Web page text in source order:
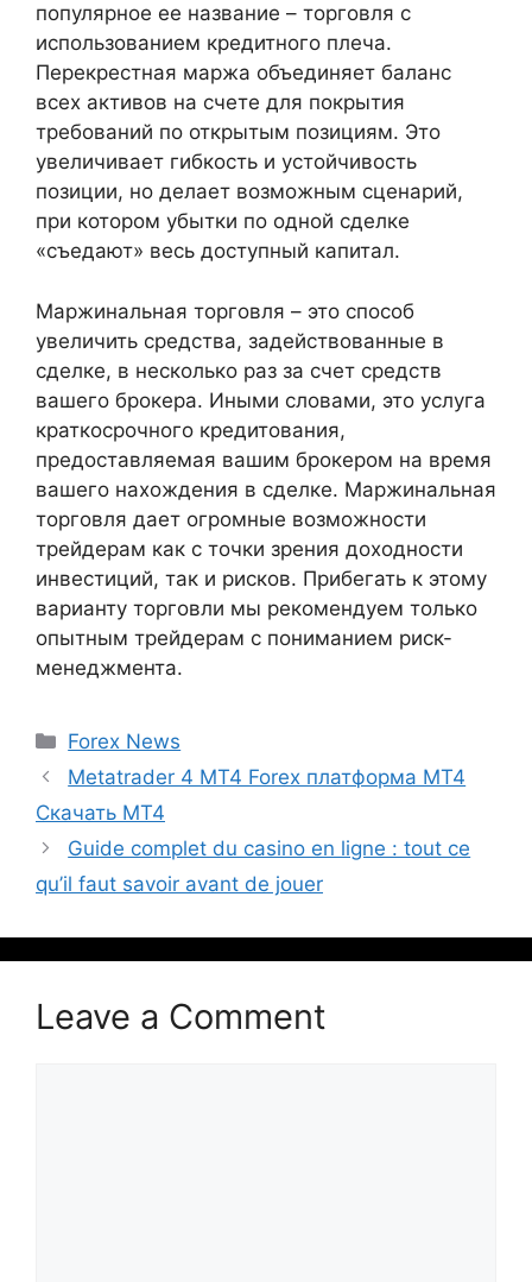
популярное ее название – торговля с
использованием кредитного плеча.
Перекрестная маржа объединяет баланс
всех активов на счете для покрытия
требований по открытым позициям. Это
увеличивает гибкость и устойчивость
позиции, но делает возможным сценарий,
при котором убытки по одной сделке
«съедают» весь доступный капитал.
Маржинальная торговля – это способ
увеличить средства, задействованные в
сделке, в несколько раз за счет средств
вашего брокера. Иными словами, это услуга
краткосрочного кредитования,
предоставляемая вашим брокером на время
вашего нахождения в сделке. Маржинальная
торговля дает огромные возможности
трейдерам как с точки зрения доходности
инвестиций, так и рисков. Прибегать к этому
варианту торговли мы рекомендуем только
опытным трейдерам с пониманием риск-
менеджмента.
Forex News
Metatrader 4 MT4 Forex платформа MT4
Скачать MT4
Guide complet du casino en ligne : tout ce
qu’il faut savoir avant de jouer
Leave a Comment